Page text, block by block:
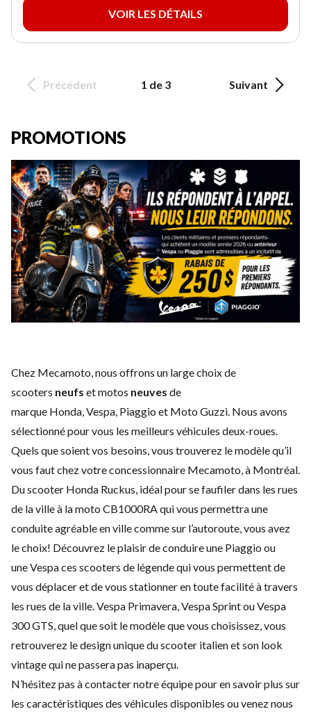
VOIR LES DÉTAILS
Précédent 1 de 3 Suivant
PROMOTIONS
Chez Mecamoto, nous offrons un large choix de
scooters neufs et motos neuves de
marque Honda,Vespa, Piaggio et Moto Guzzi. Nous avons
sélectionné pour vous les meilleurs véhicules deux-roues.
Quels que soient vos besoins, vous trouverez le modèle qu’il
vous faut chez votre concessionnaire Mecamoto, à Montréal.
Du scooter Honda Ruckus, idéal pour se faufiler dans les rues
de la ville à la moto CB1000RA qui vous permettra une
conduite agréable en ville comme sur l’autoroute, vous avez
le choix! Découvrez le plaisir de conduire une Piaggio ou
uneVespaces scooters de légende qui vous permettent de
vous déplacer et de vous stationner en toute facilité à travers
les rues de la ville. Vespa Primavera, Vespa Sprint ou Vespa
300 GTS, quel que soit le modèle que vous choisissez, vous
retrouverez le design unique du scooter italien et son look
vintage qui ne passera pas inaperçu.
N’hésitez pas àcontacternotre équipe pour en savoir plus sur
les caractéristiques des véhicules disponibles ou venez nous